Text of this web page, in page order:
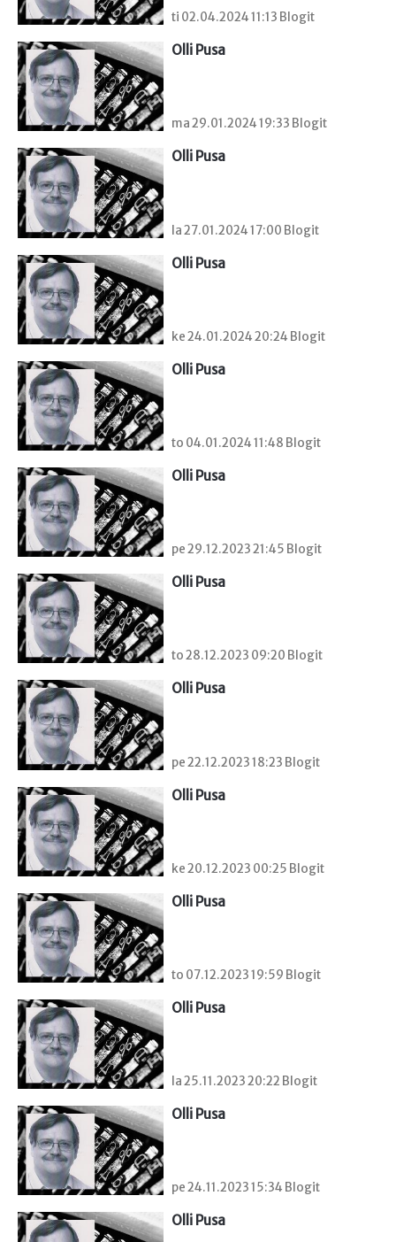
ti 02.04.2024 11:13 Blogit
Olli Pusa
ma 29.01.2024 19:33 Blogit
Olli Pusa
la 27.01.2024 17:00 Blogit
Olli Pusa
ke 24.01.2024 20:24 Blogit
Olli Pusa
to 04.01.2024 11:48 Blogit
Olli Pusa
pe 29.12.2023 21:45 Blogit
Olli Pusa
to 28.12.2023 09:20 Blogit
Olli Pusa
pe 22.12.2023 18:23 Blogit
Olli Pusa
ke 20.12.2023 00:25 Blogit
Olli Pusa
to 07.12.2023 19:59 Blogit
Olli Pusa
la 25.11.2023 20:22 Blogit
Olli Pusa
pe 24.11.2023 15:34 Blogit
Olli Pusa